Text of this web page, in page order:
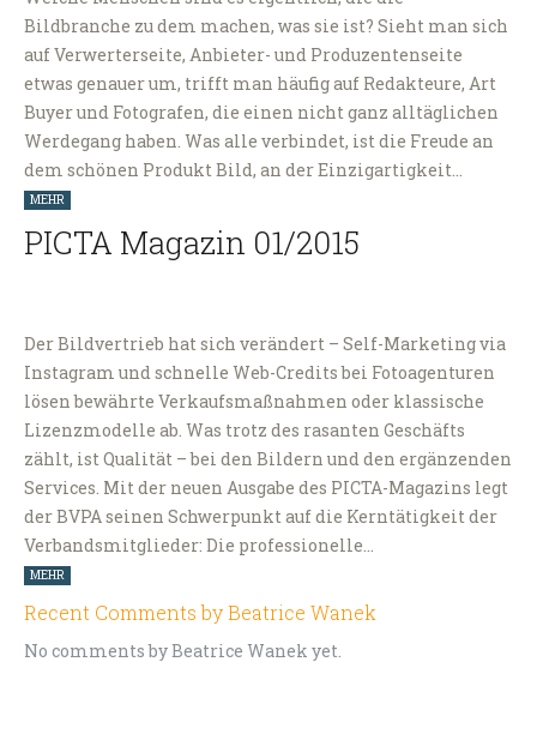
Bildbranche zu dem machen, was sie ist? Sieht man sich
auf Verwerterseite, Anbieter- und Produzentenseite
etwas genauer um, trifft man häufig auf Redakteure, Art
Buyer und Fotografen, die einen nicht ganz alltäglichen
Werdegang haben. Was alle verbindet, ist die Freude an
dem schönen Produkt Bild, an der Einzigartigkeit…
MEHR
PICTA Magazin 01/2015
Der Bildvertrieb hat sich verändert – Self-Marketing via
Instagram und schnelle Web-Credits bei Fotoagenturen
lösen bewährte Verkaufsmaßnahmen oder klassische
Lizenzmodelle ab. Was trotz des rasanten Geschäfts
zählt, ist Qualität – bei den Bildern und den ergänzenden
Services. Mit der neuen Ausgabe des PICTA-Magazins legt
der BVPA seinen Schwerpunkt auf die Kerntätigkeit der
Verbandsmitglieder: Die professionelle…
MEHR
Recent Comments by Beatrice Wanek
No comments by Beatrice Wanek yet.